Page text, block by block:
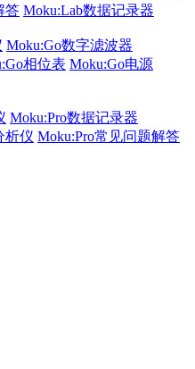
答 Moku:Lab数据记录器
Moku:Go数字滤波器
相位表 Moku:Go电源
Moku:Pro数据记录器
析仪 Moku:Pro常见问题解答